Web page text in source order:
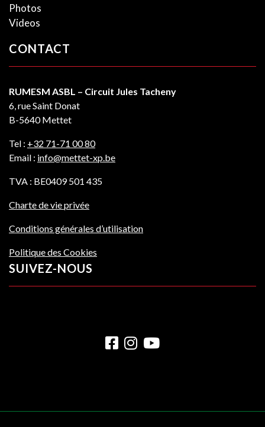
Photos
Videos
CONTACT
RUMESM ASBL – Circuit Jules Tacheny
6, rue Saint Donat
B-5640 Mettet
Tel : +32 71-71 00 80
Email : info@mettet-xp.be
TVA : BE0409 501 435
Charte de vie privée
Conditions générales d’utilisation
Politique des Cookies
SUIVEZ-NOUS